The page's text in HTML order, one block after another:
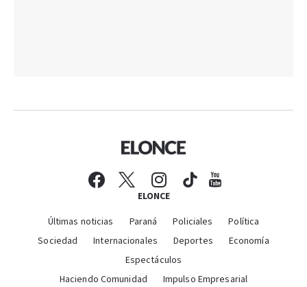
ELONCE
Últimas noticias Paraná Policiales
Política
Sociedad
Internacionales Deportes
Economía
Espectáculos
Haciendo Comunidad
Impulso Empresarial